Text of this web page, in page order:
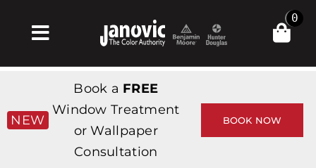
Toggle
Navigation
Products & Services
Магазин
0
NEW
Book a FREE
Window Treatment
or Wallpaper
Consultation
BOOK NOW